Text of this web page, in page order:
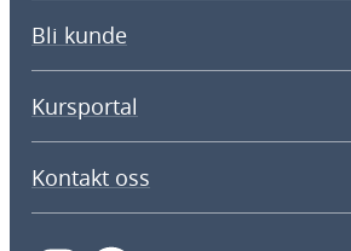
Bli kunde
Kursportal
Kontakt oss